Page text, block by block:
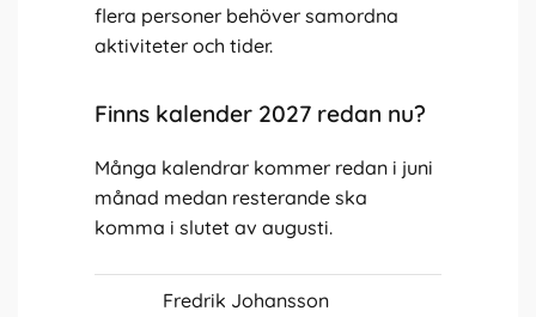
flera personer behöver samordna
aktiviteter och tider.
Finns kalender 2027 redan nu?
Många kalendrar kommer redan i juni
månad medan resterande ska
komma i slutet av augusti.
Fredrik Johansson